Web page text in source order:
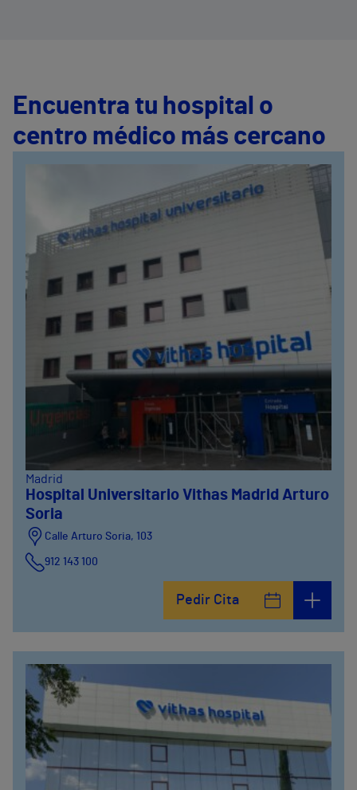
Encuentra tu hospital o
centro médico más cercano
Madrid
Hospital Universitario Vithas Madrid Arturo
Soria
Calle Arturo Soria, 103
912 143 100
912 143 100
Pedir Cita